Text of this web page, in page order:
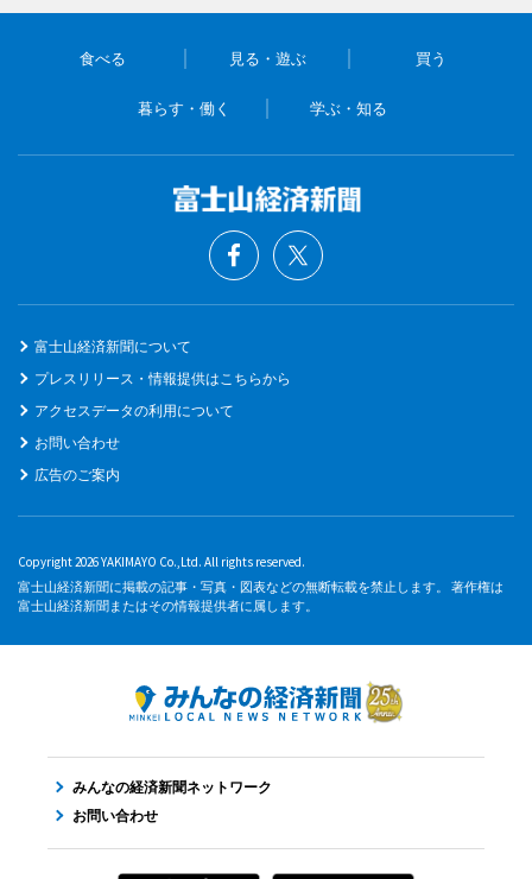
食べる 見る・遊ぶ 買う
暮らす・働く 学ぶ・知る
富士山経済新聞について
プレスリリース・情報提供はこちらから
アクセスデータの利用について
お問い合わせ
広告のご案内
Copyright 2026 YAKIMAYO Co.,Ltd. All rights reserved.
富士山経済新聞に掲載の記事・写真・図表などの無断転載を禁止します。 著作権は
富士山経済新聞またはその情報提供者に属します。
みんなの経済新聞ネットワーク
お問い合わせ